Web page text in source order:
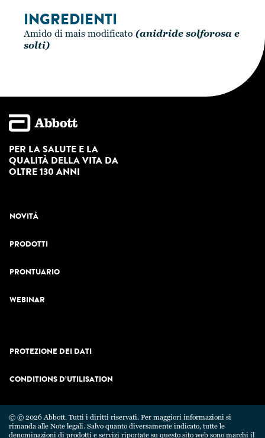
INGREDIENTI
Amido di mais modificato (anidride solforosa e
solti)
PER LA SALUTE E LA
QUALITÀ DELLA VITA DA
OLTRE 130 ANNI
NOVITÀ
PRODOTTI
PRONTUARIO
WEBINAR
PROTEZIONE DEI DATI
CONDITIONS D’UTILISATION
© © 2026 Abbott. Tutti i diritti riservati. Per maggiori informazioni si
rimanda alle Note legali. Salvo quanto diversamente indicato, tutte le
denominazioni di prodotti e servizi riportate su questo sito web sono marchi il